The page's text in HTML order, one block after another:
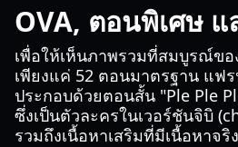
OVA, ตอนพิเศษ
เพื่อให้เห็นภาพรวมที่สมบูรณ์ข
เพียงแค่ 52 ตอนมาตรฐาน แฟ
ประกอบด้วยตอนสั้น "Ple Ple
ซึ่งเป็นตัวละครในเวอร์ชันจิบิ
รวมถึงเนื้อหาเสริมที่มีเนื้อหาจ